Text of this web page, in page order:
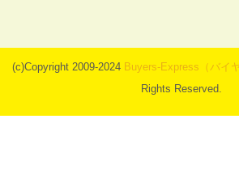
(c)Copyright 2009-2024 Buyers-Express（バイ
Rights Reserved.